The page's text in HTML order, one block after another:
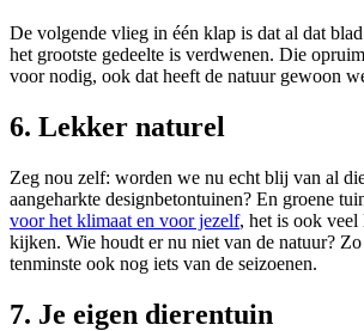
De volgende vlieg in één klap is dat al dat
het grootste gedeelte is verdwenen. Die
voor nodig, ook dat heeft de natuur gewoon
6. Lekker naturel
Zeg nou zelf: worden we nu echt blij van al
aangeharkte designbetontuinen? En groene
voor het klimaat en voor jezelf, het is ook veel
kijken. Wie houdt er nu niet van de natuur?
tenminste ook nog iets van de seizoenen.
7. Je eigen dierentuin